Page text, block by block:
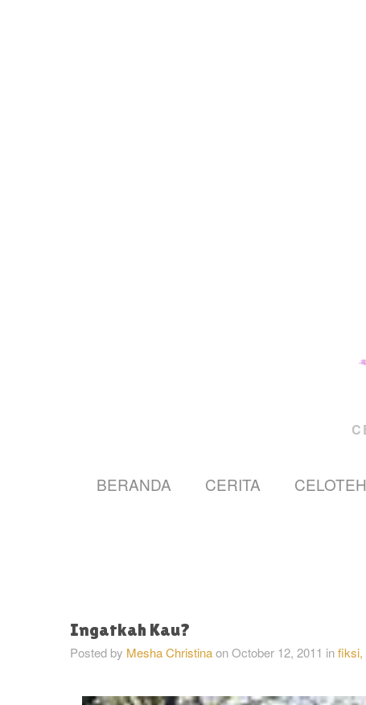
BERANDA CERITA CELOTEH
Ingatkah Kau?
Posted by Mesha ChristinaonOctober 12, 2011 infiksi,